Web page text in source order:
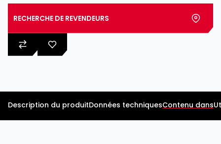
RECHERCHE DE REVENDEURS
Description du produitDonnées techniquesContenu dans